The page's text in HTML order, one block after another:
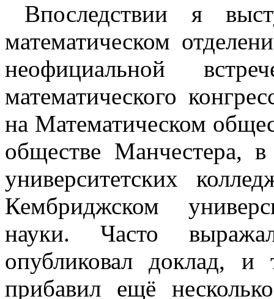
Впоследствии я
математическом
неофициальной
математического
на Математическом
обществе Манчестера,
университетских
Кембриджском
науки. Часто
опубликовал доклад,
прибавил ещё